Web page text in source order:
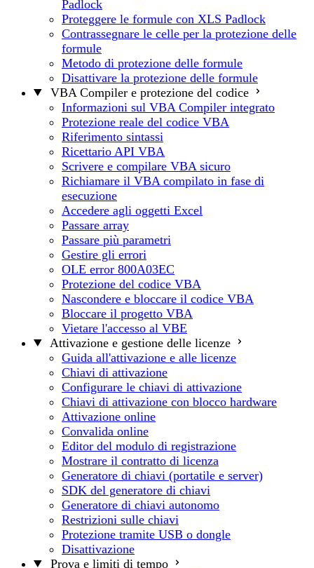
Padlock
Proteggere le formule con XLS Padlock
Contrassegnare le celle per la protezione delle
formule
Metodo di protezione delle formule
Disattivare la protezione delle formule
VBA Compiler e protezione del codice
Informazioni sul VBA Compiler integrato
Protezione reale del codice VBA
Riferimento sintassi
Ricettario API VBA
Scrivere e compilare VBA sicuro
Richiamare il VBA compilato in fase di
esecuzione
Accedere agli oggetti Excel
Passare array
Passare più parametri
Gestire gli errori
OLE error 800A03EC
Protezione del codice VBA
Nascondere e bloccare il codice VBA
Bloccare il progetto VBA
Vietare l'accesso al VBE
Attivazione e gestione delle licenze
Guida all'attivazione e alle licenze
Chiavi di attivazione
Configurare le chiavi di attivazione
Chiavi di attivazione con blocco hardware
Attivazione online
Convalida online
Editor del modulo di registrazione
Mostrare il contratto di licenza
Generatore di chiavi (portatile e server)
SDK del generatore di chiavi
Generatore di chiavi autonomo
Restrizioni sulle chiavi
Protezione tramite USB o dongle
Disattivazione
Prova e limiti di tempo